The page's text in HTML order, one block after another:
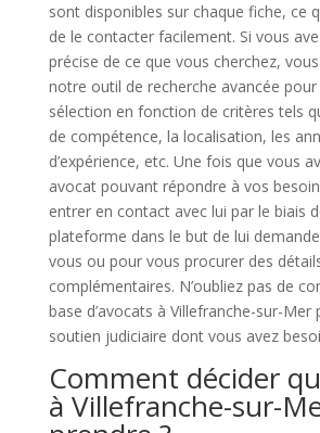
sont disponibles sur chaque fiche, ce
de le contacter facilement. Si vous
précise de ce que vous cherchez,
notre outil de recherche avancée
sélection en fonction de critères tels
de compétence, la localisation, les
d’expérience, etc. Une fois que vous
avocat pouvant répondre à vos
entrer en contact avec lui par le biais
plateforme dans le but de lui
vous ou pour vous procurer des
complémentaires. N’oubliez pas de
base d’avocats à Villefranche-sur-
soutien judiciaire dont vous avez
Comment décider
à Villefranche-sur-